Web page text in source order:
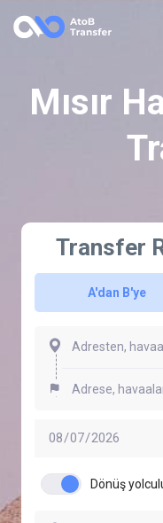
Mısır
Transfer
A'dan B'ye
Dönüş